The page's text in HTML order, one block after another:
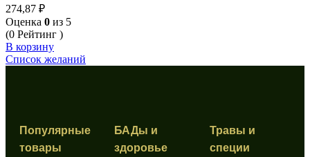
274,87 ₽
Оценка 0 из 5
(0 Рейтинг )
В корзину
Список желаний
Популярные
товары
БАДы и
здоровье
Травы и
специи